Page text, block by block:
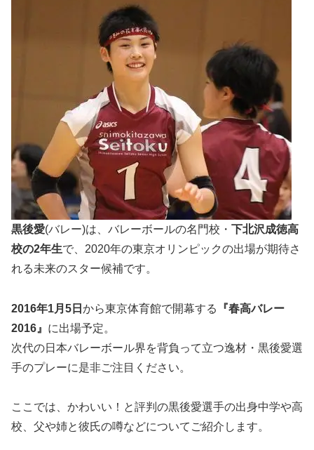
黒後愛(バレー)は、バレーボールの名門校・ 下北沢成徳高
校の2年生で、2020年の東京オリンピックの出場が期待さ
れる未来のスター候補です。
2016年1月5日 から東京体育館で開幕する
『春高バレー
2016』 に出場予定。
次代の日本バレーボール界を背負って立つ逸材・黒後愛選
手のプレーに是非ご注目ください。
ここでは、かわいい！と評判の黒後愛選手の出身中学や高
校、父や姉と彼氏の噂などについてご紹介します。